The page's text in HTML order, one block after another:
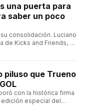
una puerta para
saber un poco
consolidación. Luciano
de Kicks and Friends, el
piluso que Trueno
con la histórica firma
edición especial del